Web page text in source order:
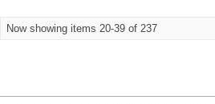
Now showing items 20-39 of 237